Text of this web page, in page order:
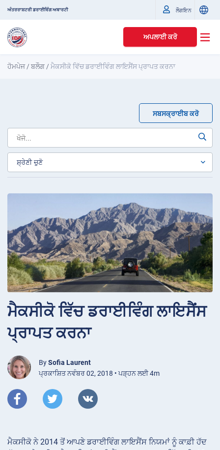
ਅੰਤਰਰਾਸ਼ਟਰੀ ਡਰਾਈਵਿੰਗ ਅਥਾਰਟੀ ਲੌਗਇਨ
ਅਪਲਾਈ ਕਰੋ
ਹੋਮਪੇਜ/ਬਲੌਗ /ਮੈਕਸੀਕੋ ਵਿੱਚ ਡਰਾਈਵਿੰਗ ਲਾਇਸੈਂਸ ਪ੍ਰਾਪਤ ਕਰਨਾ
ਸਬਸਕ੍ਰਾਈਬ ਕਰੋ
ਮੈਕਸੀਕੋ ਵਿੱਚ ਡਰਾਈਵਿੰਗ ਲਾਇਸੈਂਸ
ਪ੍ਰਾਪਤ ਕਰਨਾ
BySofia Laurent
ਪ੍ਰਕਾਸ਼ਿਤ ਨਵੰਬਰ 02, 2018 • ਪੜ੍ਹਨ ਲਈ 4m
ਮੈਕਸੀਕੋ ਨੇ 2014 ਤੋਂ ਆਪਣੇ ਡਰਾਈਵਿੰਗ ਲਾਇਸੈਂਸ ਨਿਯਮਾਂ ਨੂੰ ਕਾਫ਼ੀ ਹੱਦ